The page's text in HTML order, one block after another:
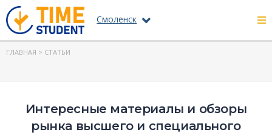
Смоленск
ГЛАВНАЯ > СТАТЬИ
Интересные материалы и обзоры
рынка высшего и специального